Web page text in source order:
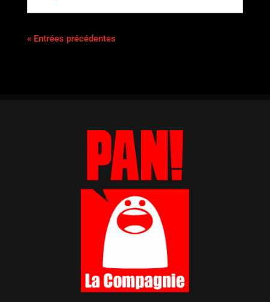
« Entrées précédentes